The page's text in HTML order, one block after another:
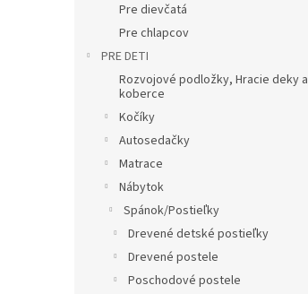
Pre dievčatá
Pre chlapcov
PRE DETI
Rozvojové podložky, Hracie deky a
koberce
Kočíky
Autosedačky
Matrace
Nábytok
Spánok/Postieľky
Drevené detské postieľky
Drevené postele
Poschodové postele